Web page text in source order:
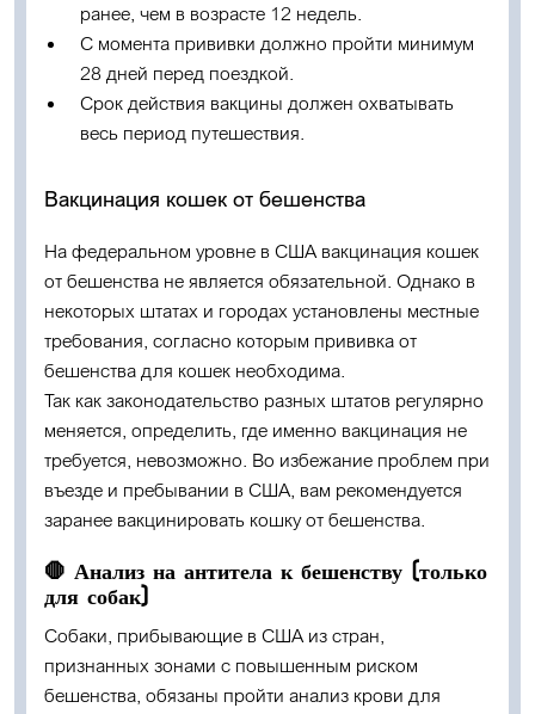
ранее, чем в возрасте 12 недель.
С момента прививки должно пройти минимум
28 дней перед поездкой.
Срок действия вакцины должен охватывать
весь период путешествия.
Вакцинация кошек от бешенства
На федеральном уровне в США вакцинация кошек
от бешенства не является обязательной. Однако в
некоторых штатах и городах установлены местные
требования, согласно которым прививка от
бешенства для кошек необходима.
Так как законодательство разных штатов регулярно
меняется, определить, где именно вакцинация не
требуется, невозможно. Во избежание проблем при
въезде и пребывании в США, вам рекомендуется
заранее вакцинировать кошку от бешенства.
🛑 Анализ на антитела к бешенству (только
для собак)
Собаки, прибывающие в США из стран,
признанных зонами с повышенным риском
бешенства, обязаны пройти анализ крови для